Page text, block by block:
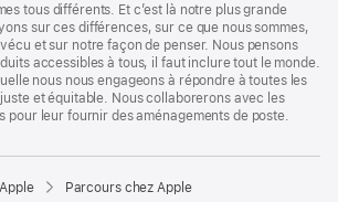
tous différents. Et c’est là notre plus grande
sur ces différences, sur ce que nous sommes,
et sur notre façon de penser. Nous pensons
accessibles à tous, il faut inclure tout le monde.
nous nous engageons à répondre à toutes les
et équitable. Nous collaborerons avec les
pour leur fournir des aménagements de poste.
Parcours chez Apple